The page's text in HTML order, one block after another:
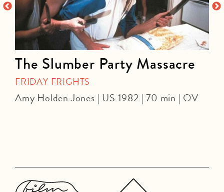
The Slumber Party Massacre
FRIDAY FRIGHTS
Amy Holden Jones | US 1982 | 70 min | OV